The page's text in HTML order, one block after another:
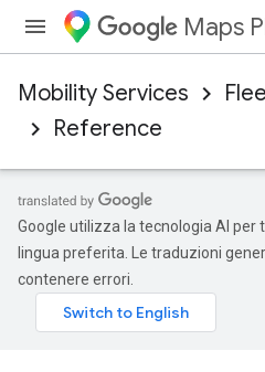
Maps
Mobility Services
Reference
Google utilizza la tecnologia AI per
lingua preferita. Le traduzioni
contenere errori.